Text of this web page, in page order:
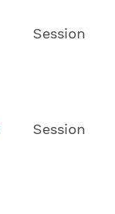
Session
Session